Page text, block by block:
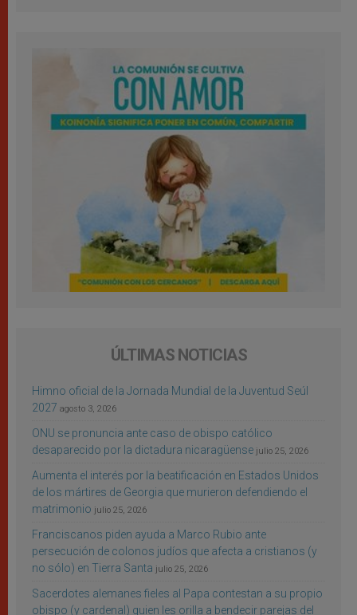
ÚLTIMAS NOTICIAS
Himno oficial de la Jornada Mundial de la Juventud Seúl
2027 agosto 3, 2026
ONU se pronuncia ante caso de obispo católico
desaparecido por la dictadura nicaragüense julio 25, 2026
Aumenta el interés por la beatificación en Estados Unidos
de los mártires de Georgia que murieron defendiendo el
matrimonio julio 25, 2026
Franciscanos piden ayuda a Marco Rubio ante
persecución de colonos judíos que afecta a cristianos (y
no sólo) en Tierra Santa julio 25, 2026
Sacerdotes alemanes fieles al Papa contestan a su propio
obispo (y cardenal) quien les orilla a bendecir parejas del